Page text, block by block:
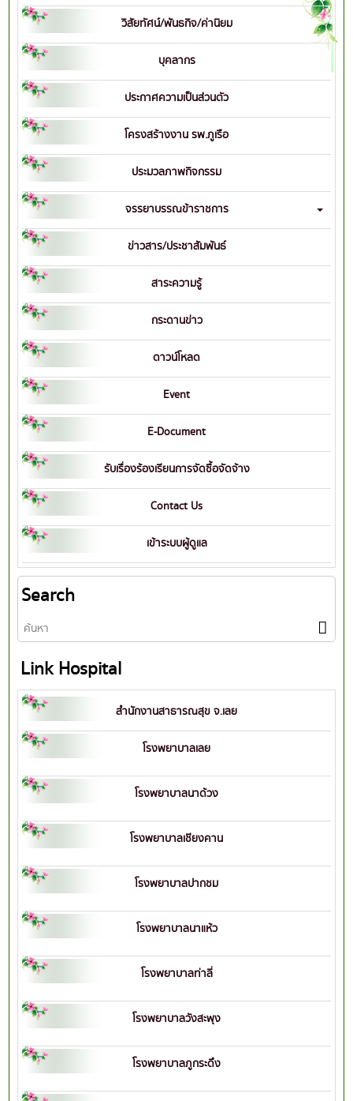
วิสัยทัศน์/พันธกิจ/ค่านิยม
บุคลากร
ประกาศความเป็นส่วนตัว
โครงสร้างงาน รพ.ภูเรือ
ประมวลภาพกิจกรรม
จรรยาบรรณข้าราชการ
ข่าวสาร/ประชาสัมพันธ์
สาระความรู้
กระดานข่าว
ดาวน์โหลด
Event
E-Document
รับเรื่องร้องเรียนการจัดซื้อจัดจ้าง
Contact Us
เข้าระบบผู้ดูแล
Search
Link Hospital
สำนักงานสาธารณสุข จ.เลย
โรงพยาบาลเลย
โรงพยาบาลนาด้วง
โรงพยาบาลเชียงคาน
โรงพยาบาลปากชม
โรงพยาบาลนาแห้ว
โรงพยาบาลท่าลี่
โรงพยาบาลวังสะพุง
โรงพยาบาลภูกระดึง